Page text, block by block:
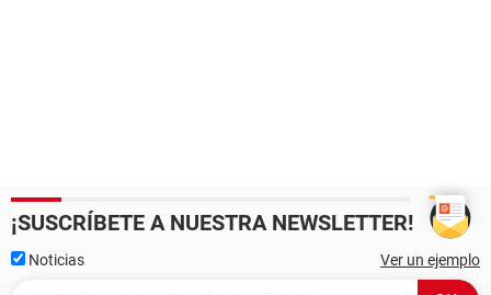
¡SUSCRÍBETE A NUESTRA NEWSLETTER!
Noticias Ver un ejemplo